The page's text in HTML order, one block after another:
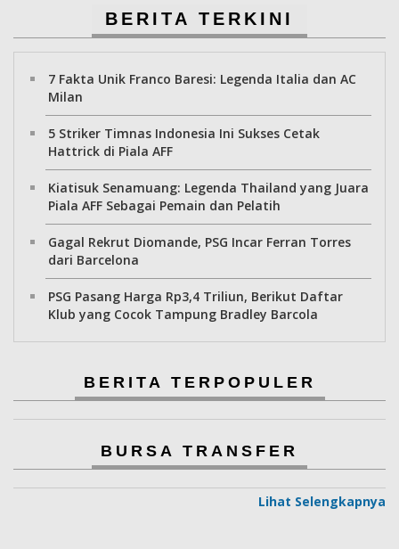
BERITA TERKINI
7 Fakta Unik Franco Baresi: Legenda Italia dan AC
Milan
5 Striker Timnas Indonesia Ini Sukses Cetak
Hattrick di Piala AFF
Kiatisuk Senamuang: Legenda Thailand yang Juara
Piala AFF Sebagai Pemain dan Pelatih
Gagal Rekrut Diomande, PSG Incar Ferran Torres
dari Barcelona
PSG Pasang Harga Rp3,4 Triliun, Berikut Daftar
Klub yang Cocok Tampung Bradley Barcola
BERITA TERPOPULER
BURSA TRANSFER
Lihat Selengkapnya